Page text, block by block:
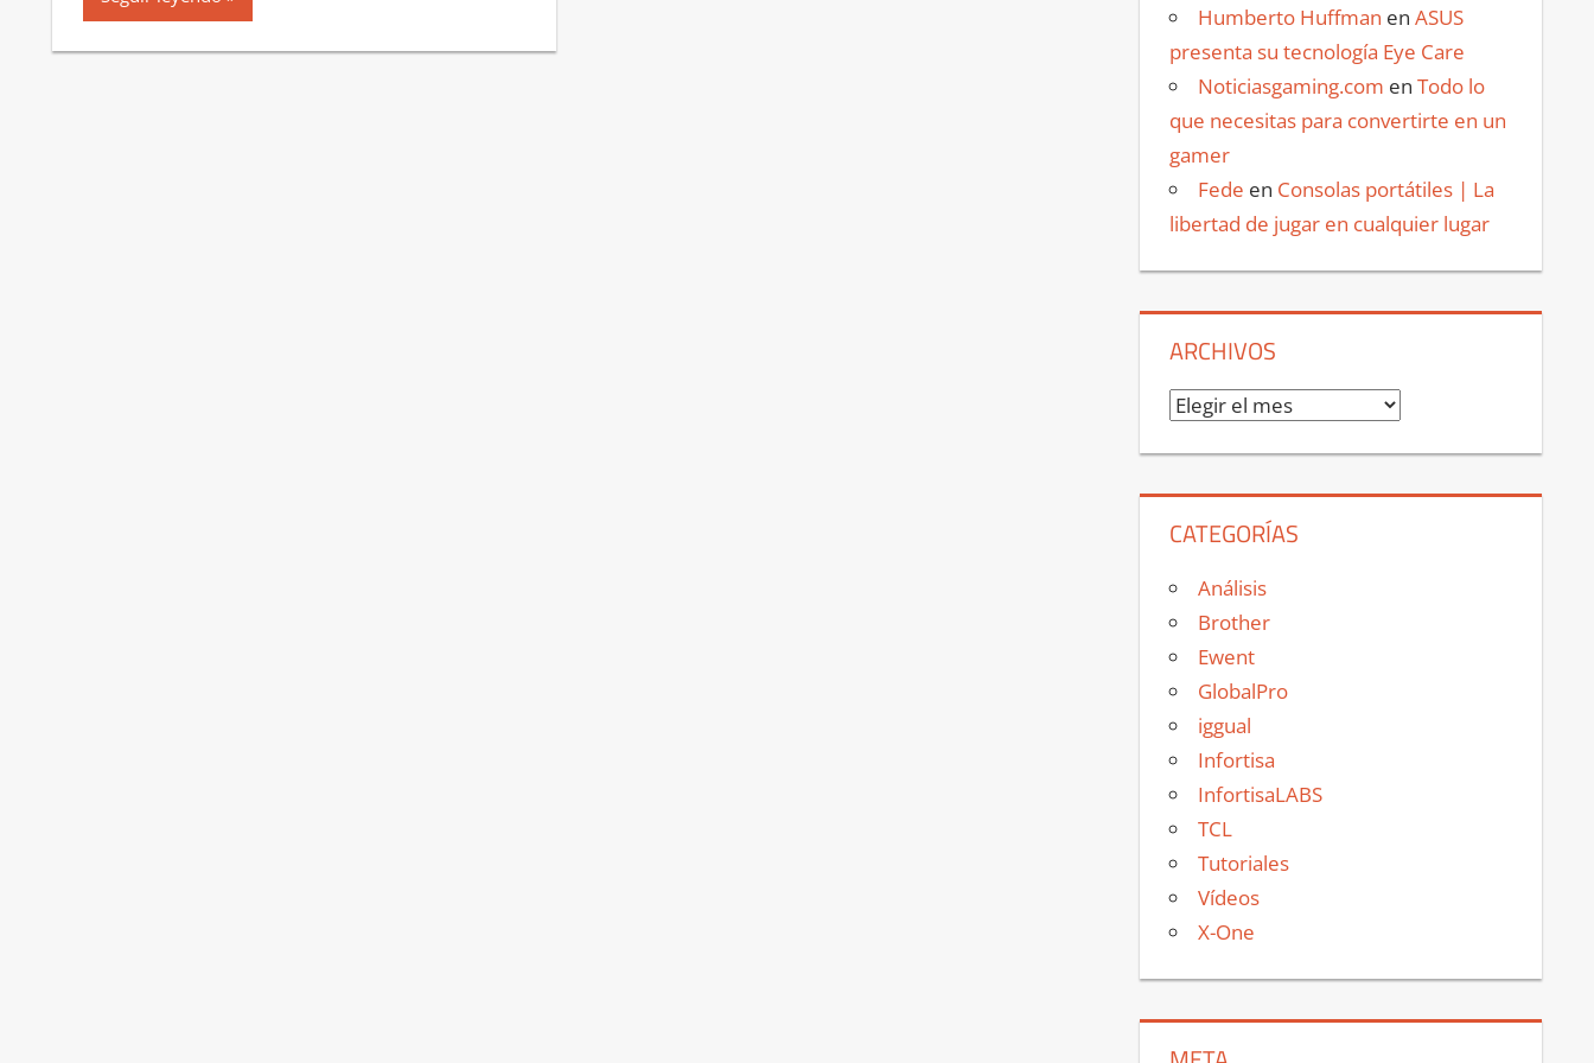
Humberto Huffman enASUS
presenta su tecnología Eye Care
Noticiasgaming.com enTodo lo
que necesitas para convertirte en un
gamer
Fede en Consolas portátiles | La
libertad de jugar en cualquier lugar
ARCHIVOS
Archivos
CATEGORÍAS
Análisis
Brother
Ewent
GlobalPro
iggual
Infortisa
InfortisaLABS
TCL
Tutoriales
Vídeos
X-One